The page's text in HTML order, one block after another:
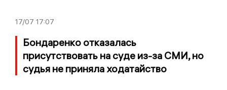
17/07 17:07
Бондаренко отказалась
присутствовать на суде из-за СМИ, но
судья не приняла ходатайство